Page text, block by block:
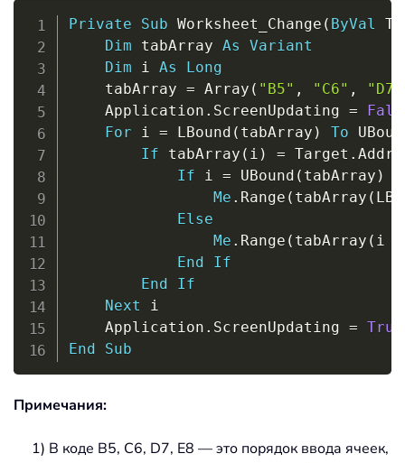
Private Sub Worksheet_Change ( ByVal
Dim tabArray As
Variant
Dim i As
Long
    tabArray
= Array ( "B5" , "C6" , "D7"
    Application
. ScreenUpdating =
For i = LBound ( tabArray ) To
If tabArray ( i ) = Target .
If i = UBound ( tabArray )
Me . Range ( tabArray (
Else
Me . Range ( tabArray ( i
End
If
End
If
Next i
    Application
. ScreenUpdating = True
End
Sub
Copy
Примечания:
1) В коде B5, C6, D7, E8 — это порядок ввода ячеек,